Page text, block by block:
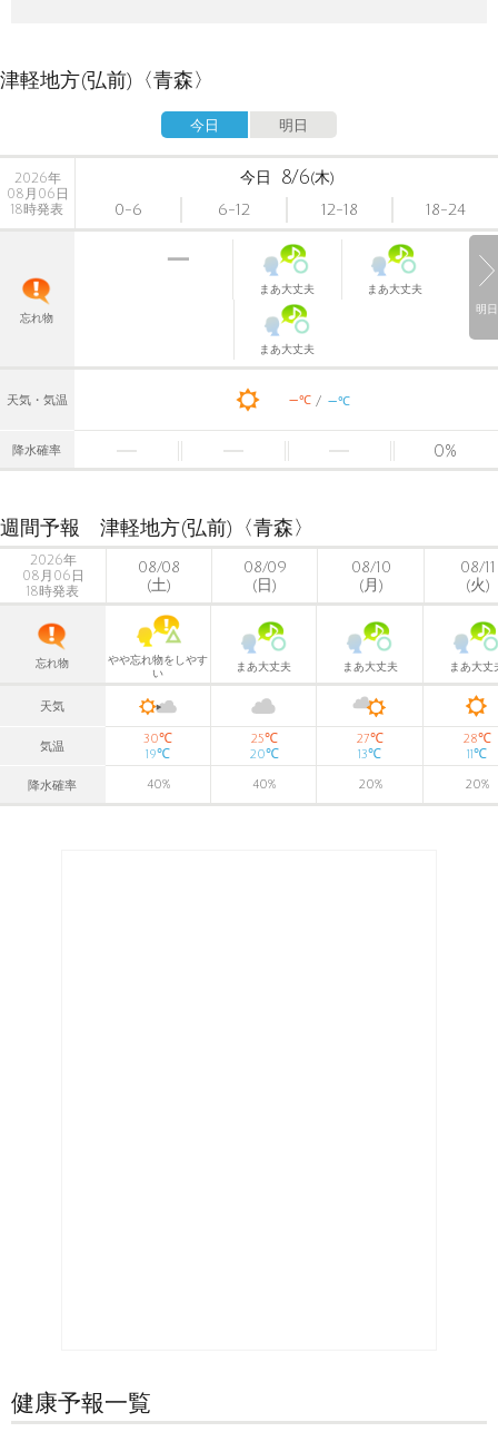
津軽地方(弘前)〈青森〉
今日 明日
明日
2026年
08月06日
18時発表
今日 8/6(木)
0-6
6-12 12-18 18-24
忘れ物
まあ大丈夫 まあ大丈夫
まあ大丈夫
天気・気温 -℃ -℃
降水確率 0%
週間予報 津軽地方(弘前)〈青森〉
2026年
08月06日
18時発表
08/08
(土)
08/09
(日)
08/10
(月)
08/11
(火)
忘れ物
やや忘れ物をしやす
い
まあ大丈夫 まあ大丈夫 まあ大丈
天気
気温
30℃
19℃
25℃
20℃
27℃
13℃
28℃
11℃
降水確率 40% 40% 20% 20%
健康予報一覧